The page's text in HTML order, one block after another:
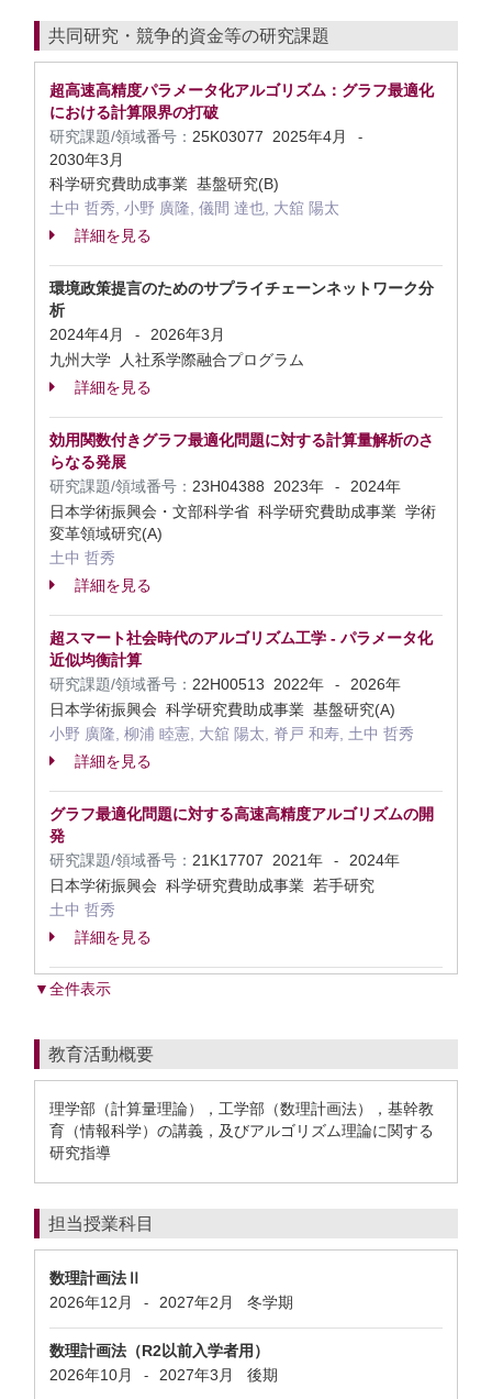
共同研究・競争的資金等の研究課題
超高速高精度パラメータ化アルゴリズム：グラフ最適化
における計算限界の打破
研究課題/領域番号： 25K03077 2025年4月 -
2030年3月
科学研究費助成事業 基盤研究(B)
土中 哲秀, 小野 廣隆, 儀間 達也, 大舘 陽太
詳細を見る
環境政策提言のためのサプライチェーンネットワーク分
析
2024年4月
-
2026年3月
九州大学 人社系学際融合プログラム
詳細を見る
効用関数付きグラフ最適化問題に対する計算量解析のさ
らなる発展
研究課題/領域番号： 23H04388 2023年 -
2024年
日本学術振興会・文部科学省 科学研究費助成事業 学術
変革領域研究(A)
土中 哲秀
詳細を見る
超スマート社会時代のアルゴリズム工学 - パラメータ化
近似均衡計算
研究課題/領域番号： 22H00513 2022年 -
2026年
日本学術振興会 科学研究費助成事業 基盤研究(A)
小野 廣隆, 柳浦 睦憲, 大舘 陽太, 脊戸 和寿, 土中 哲秀
詳細を見る
グラフ最適化問題に対する高速高精度アルゴリズムの開
発
研究課題/領域番号： 21K17707 2021年 -
2024年
日本学術振興会 科学研究費助成事業 若手研究
土中 哲秀
詳細を見る
▼全件表示
教育活動概要
理学部（計算量理論），工学部（数理計画法），基幹教
育（情報科学）の講義，及びアルゴリズム理論に関する
研究指導
担当授業科目
数理計画法Ⅱ
2026年12月
- 2027年2月 冬学期
数理計画法（R2以前入学者用）
2026年10月
- 2027年3月 後期